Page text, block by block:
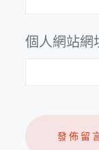
個人網站網